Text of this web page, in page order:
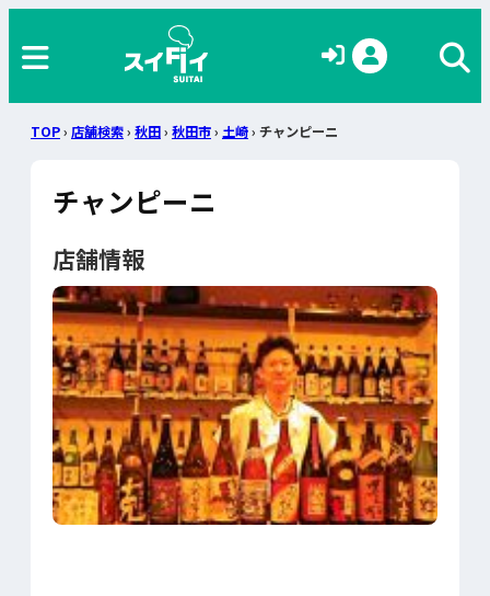
TOP› 店舗検索› 秋田› 秋田市› 土崎› チャンピーニ
チャンピーニ
店舗情報
>